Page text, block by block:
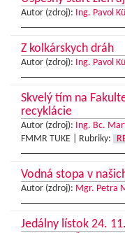
Autor (zdroj): Ing. Pavol
Z kolkárskych dráh
Autor (zdroj): Ing. Pavol
Skvelý tím na
recyklácie
Autor (zdroj): Ing. Bc.
FMMR TUKE |
Rubriky:
Vodná stopa v
Autor (zdroj): Mgr. Petra
Jedálny lístok 24.